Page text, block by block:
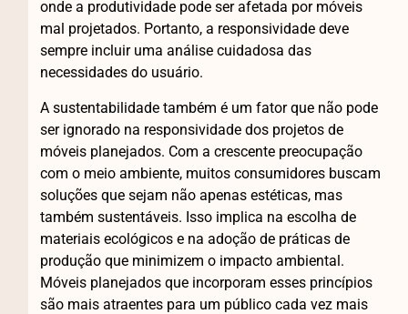
onde a produtividade pode ser afetada por móveis
mal projetados. Portanto, a responsividade deve
sempre incluir uma análise cuidadosa das
necessidades do usuário.
A sustentabilidade também é um fator que não pode
ser ignorado na responsividade dos projetos de
móveis planejados. Com a crescente preocupação
com o meio ambiente, muitos consumidores buscam
soluções que sejam não apenas estéticas, mas
também sustentáveis. Isso implica na escolha de
materiais ecológicos e na adoção de práticas de
produção que minimizem o impacto ambiental.
Móveis planejados que incorporam esses princípios
são mais atraentes para um público cada vez mais